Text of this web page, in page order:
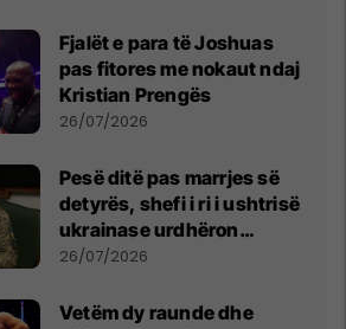
Fjalët e para të Joshuas
pas fitores me nokaut ndaj
Kristian Prengës
26/07/2026
Pesë ditë pas marrjes së
detyrës, shefi i ri i ushtrisë
ukrainase urdhëron
kontroll të madh
26/07/2026
Vetëm dy raunde dhe